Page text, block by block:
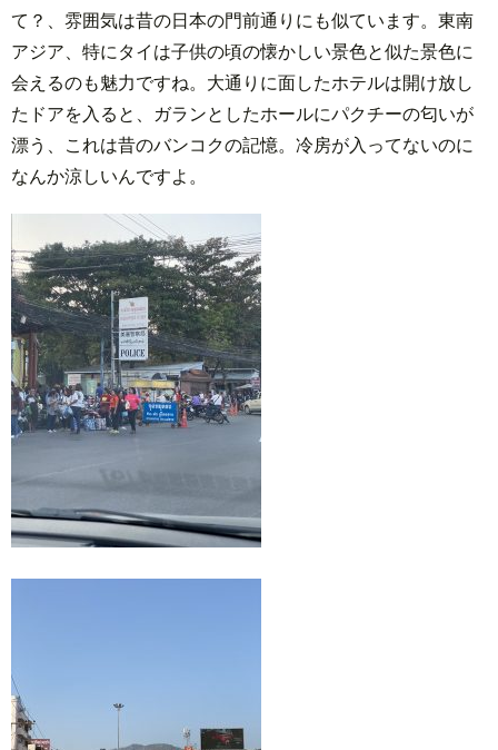
て？、雰囲気は昔の日本の門前通りにも似ています。東南
アジア、特にタイは子供の頃の懐かしい景色と似た景色に
会えるのも魅力ですね。大通りに面したホテルは開け放し
たドアを入ると、ガランとしたホールにパクチーの匂いが
漂う、これは昔のバンコクの記憶。冷房が入ってないのに
なんか涼しいんですよ。